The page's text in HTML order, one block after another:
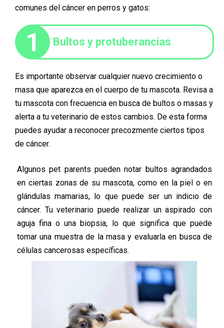
comunes del cáncer en perros y gatos:
1 Bultos y protuberancias
Es importante observar cualquier nuevo crecimiento o
masa que aparezca en el cuerpo de tu mascota. Revisa a
tu mascota con frecuencia en busca de bultos o masas y
alerta a tu veterinario de estos cambios. De esta forma
puedes ayudar a reconocer precozmente ciertos tipos
de cáncer.
Algunos pet parents pueden notar bultos agrandados
en ciertas zonas de su mascota, como en la piel o en
glándulas mamarias, lo que puede ser un indicio de
cáncer. Tu veterinario puede realizar un aspirado con
aguja fina o una biopsia, lo que significa que puede
tomar una muestra de la masa y evaluarla en busca de
células cancerosas específicas.